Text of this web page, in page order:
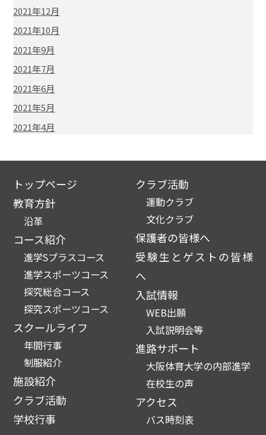
2021年12月
2021年10月
2021年9月
2021年7月
2021年6月
2021年5月
2021年4月
トップページ
教育方針
沿革
コース紹介
進学Sプラスコース
進学スポーツコース
探究総合コース
探究スポーツコース
スクールライフ
年間行事
制服紹介
施設紹介
クラブ活動
学校行事
クラブ活動
運動クラブ
文化クラブ
保護者の皆様へ
受験生とゲストの皆様
へ
入試情報
WEB出願
入試説明会等
進路サポート
大阪体育大学の内部進学
在校生の声
アクセス
バス時刻表